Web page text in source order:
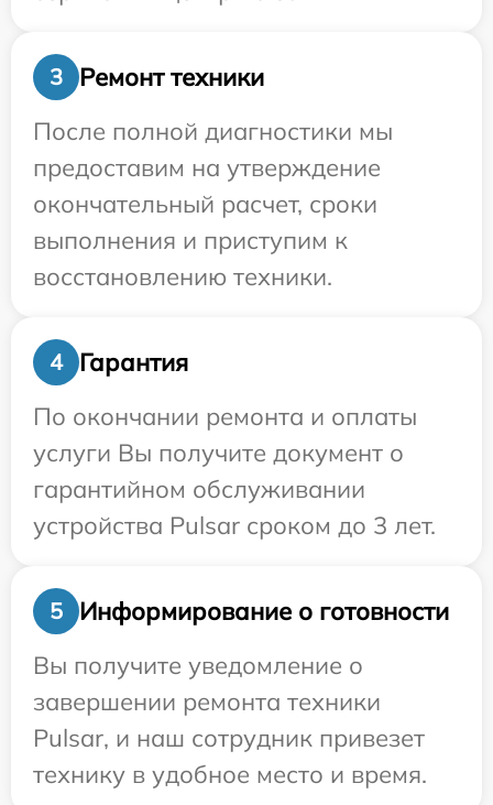
3
Ремонт техники
После полной диагностики мы
предоставим на утверждение
окончательный расчет, сроки
выполнения и приступим к
восстановлению техники.
4
Гарантия
По окончании ремонта и оплаты
услуги Вы получите документ о
гарантийном обслуживании
устройства Pulsar сроком до 3 лет.
5
Информирование о готовности
Вы получите уведомление о
завершении ремонта техники
Pulsar, и наш сотрудник привезет
технику в удобное место и время.